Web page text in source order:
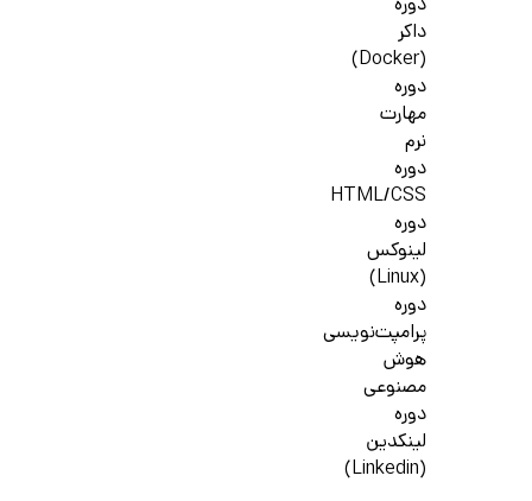
دوره
داکر
(Docker)
دوره
مهارت
نرم
دوره
HTML/CSS
دوره
لینوکس
(Linux)
دوره
پرامپت‌نویسی
هوش
مصنوعی
دوره
لینکدین
(Linkedin)